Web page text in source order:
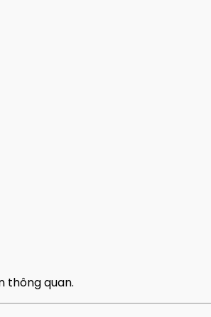
thông quan.